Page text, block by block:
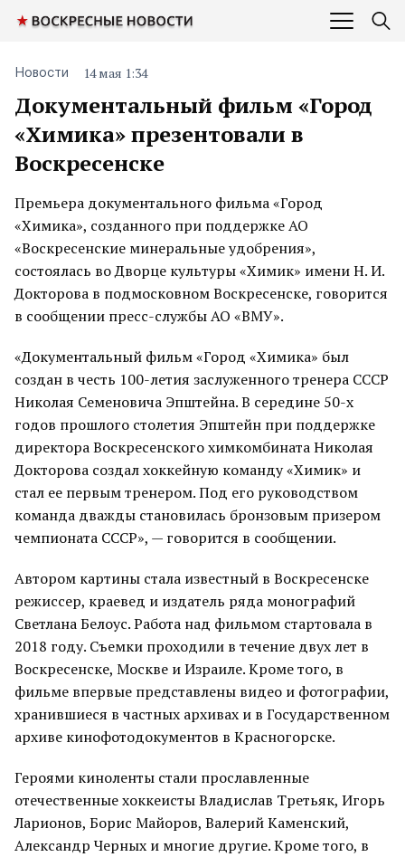
Документальный фильм «Город
«Химика» презентовали в
Воскресенске
Новости 14 мая 1:34
Премьера документального фильма «Город
«Химика», созданного при поддержке АО
«Воскресенские минеральные удобрения»,
состоялась во Дворце культуры «Химик» имени Н. И.
Докторова в подмосковном Воскресенске, говорится
в сообщении пресс-службы АО «ВМУ».
«Документальный фильм «Город «Химика» был
создан в честь 100-летия заслуженного тренера СССР
Николая Семеновича Эпштейна. В середине 50-х
годов прошлого столетия Эпштейн при поддержке
директора Воскресенского химкомбината Николая
Докторова создал хоккейную команду «Химик» и
стал ее первым тренером. Под его руководством
команда дважды становилась бронзовым призером
чемпионата СССР», — говорится в сообщении.
Автором картины стала известный в Воскресенске
режиссер, краевед и издатель ряда монографий
Светлана Белоус. Работа над фильмом стартовала в
2018 году. Съемки проходили в течение двух лет в
Воскресенске, Москве и Израиле. Кроме того, в
фильме впервые представлены видео и фотографии,
хранившиеся в частных архивах и в Государственном
архиве кинофотодокументов в Красногорске.
Героями киноленты стали прославленные
отечественные хоккеисты Владислав Третьяк, Игорь
Ларионов, Борис Майоров, Валерий Каменский,
Александр Черных и многие другие. Кроме того, в